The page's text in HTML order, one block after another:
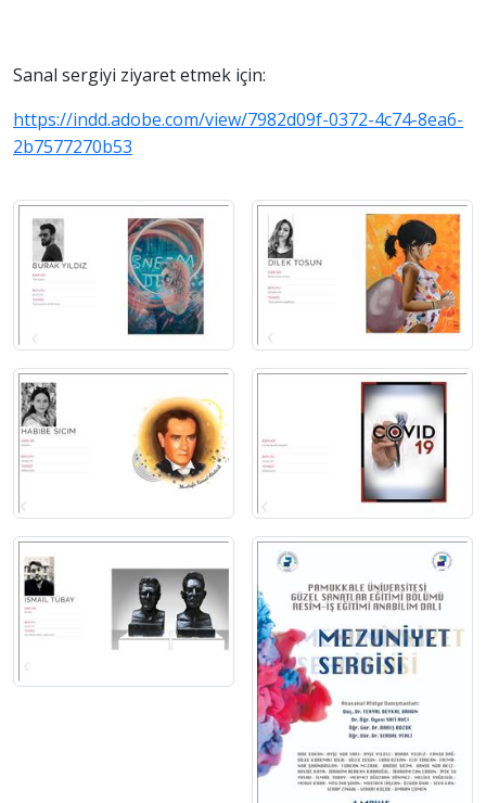
Sanal sergiyi ziyaret etmek için:
https://indd.adobe.com/view/7982d09f-0372-4c74-8ea6-
2b7577270b53